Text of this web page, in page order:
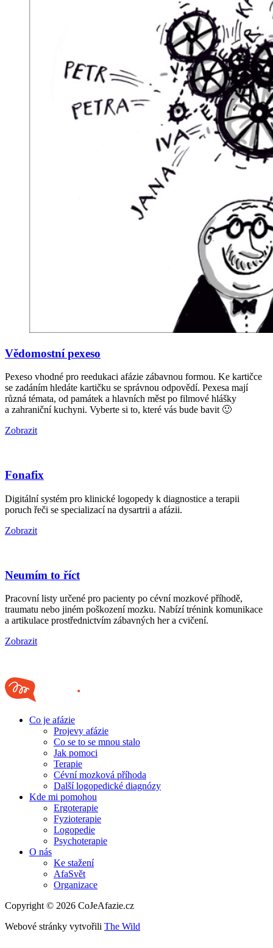
Vědomostní pexeso
Pexeso vhodné pro reedukaci afázie zábavnou formou. Ke kartičce
se zadáním hledáte kartičku se správnou odpovědí. Pexesa mají
různá témata, od památek a hlavních měst po filmové hlášky
a zahraniční kuchyni. Vyberte si to, které vás bude bavit 🙂
Zobrazit
Fonafix
Digitální systém pro klinické logopedy k diagnostice a terapii
poruch řeči se specializací na dysartrii a afázii.
Zobrazit
Neumím to říct
Pracovní listy určené pro pacienty po cévní mozkové příhodě,
traumatu nebo jiném poškození mozku. Nabízí trénink komunikace
a artikulace prostřednictvím zábavných her a cvičení.
Zobrazit
Co je afázie
Projevy afázie
Co se to se mnou stalo
Jak pomoci
Terapie
Cévní mozková příhoda
Další logopedické diagnózy
Kde mi pomohou
Ergoterapie
Fyzioterapie
Logopedie
Psychoterapie
O nás
Ke stažení
AfaSvět
Organizace
Copyright © 2026 CoJeAfazie.cz
Webové stránky vytvořili The Wild